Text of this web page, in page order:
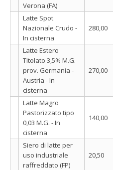
Verona (FA)
Latte Spot
Nazionale Crudo -
In cisterna
280,00
Latte Estero
Titolato 3,5% M.G.
prov. Germania -
Austria - In
cisterna
270,00
Latte Magro
Pastorizzato tipo
0,03 M.G. - In
cisterna
140,00
Siero di latte per
uso industriale
raffreddato (FP)
20,50